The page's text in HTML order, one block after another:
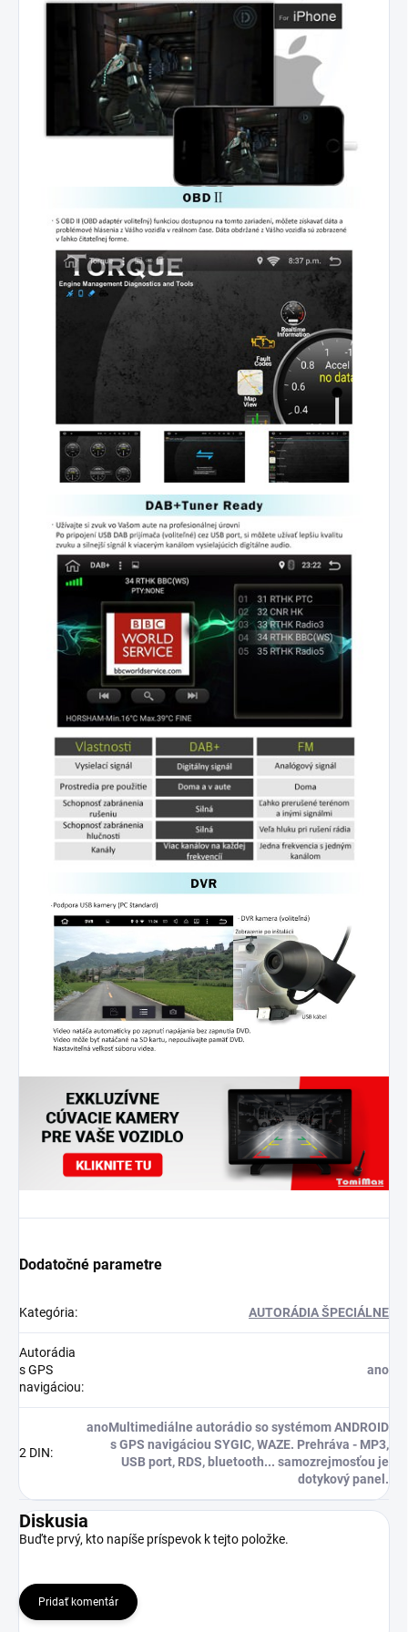
Dodatočné parametre
Kategória: AUTORÁDIA ŠPECIÁLNE
Autorádia
s GPS
navigáciou:
ano
2 DIN:
anoMultimediálne autorádio so systémom ANDROID
s GPS navigáciou SYGIC, WAZE. Prehráva - MP3,
USB port, RDS, bluetooth... samozrejmosťou je
dotykový panel.
Diskusia
Buďte prvý, kto napíše príspevok k tejto položke.
Pridať komentár